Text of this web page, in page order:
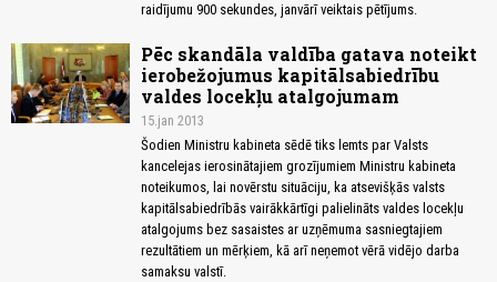
raidījumu 900 sekundes, janvārī veiktais pētījums.
Pēc skandāla valdība gatava noteikt
ierobežojumus kapitālsabiedrību
valdes locekļu atalgojumam
15.jan 2013
Šodien Ministru kabineta sēdē tiks lemts par Valsts
kancelejas ierosinātajiem grozījumiem Ministru kabineta
noteikumos, lai novērstu situāciju, ka atsevišķās valsts
kapitālsabiedrībās vairākkārtīgi palielināts valdes locekļu
atalgojums bez sasaistes ar uzņēmuma sasniegtajiem
rezultātiem un mērķiem, kā arī neņemot vērā vidējo darba
samaksu valstī.